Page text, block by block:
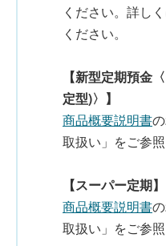
ください。詳し
ください。
【新型定期預金
定型)〉】
商品概要説明書
取扱い」をご参照
【スーパー定期】
商品概要説明書
取扱い」をご参照